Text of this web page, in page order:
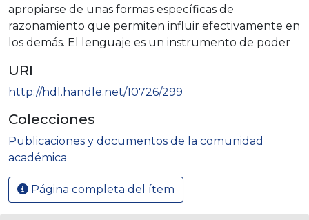
apropiarse de unas formas específicas de
razonamiento que permiten influir efectivamente en
los demás. El lenguaje es un instrumento de poder
URI
http://hdl.handle.net/10726/299
Colecciones
Publicaciones y documentos de la comunidad
académica
Página completa del ítem